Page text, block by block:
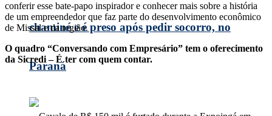
chaminé e é preso após pedir socorro, no
Paraná
conferir esse bate-papo inspirador e conhecer mais sobre a história
de um empreendedor que faz parte do desenvolvimento econômico
de Missal e da região.
O quadro “Conversando com Empresário” tem o oferecimento
da Sicredi – É ter com quem contar.